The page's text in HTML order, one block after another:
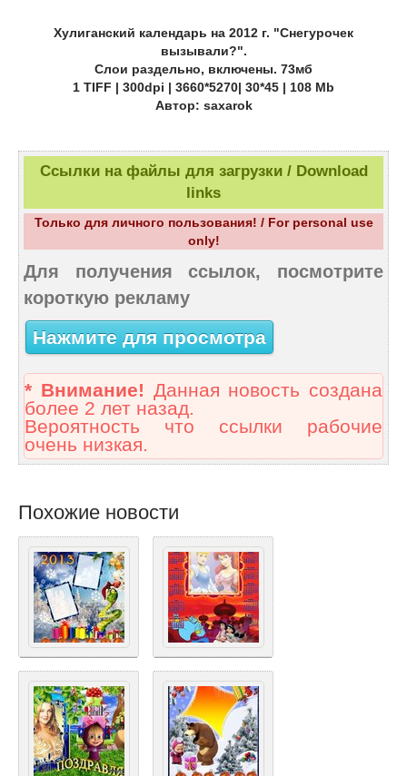
Хулиганский календарь на 2012 г. "Снегурочек
вызывали?".
Слои раздельно, включены. 73мб
1 TIFF | 300dpi | 3660*5270| 30*45 | 108 Mb
Автор: saxarok
Ссылки на файлы для загрузки / Download
links
Только для личного пользования! / For personal use
only!
Для получения ссылок, посмотрите
короткую рекламу
Нажмите для просмотра
* Внимание! Данная новость создана
более 2 лет назад.
Вероятность что ссылки рабочие
очень низкая.
Похожие новости